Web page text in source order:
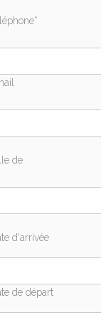
de
d'arrivée
de départ